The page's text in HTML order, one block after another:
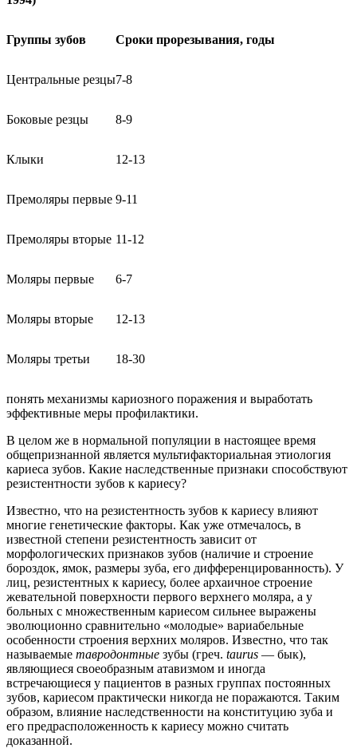
Группы зубов Сроки прорезывания, годы
Центральные резцы7-8
Боковые резцы 8-9
Клыки 12-13
Премоляры первые 9-11
Премоляры вторые 11-12
Моляры первые 6-7
Моляры вторые 12-13
Моляры третьи 18-30
понять механизмы кариозного поражения и выработать
эффективные меры профилактики.
В целом же в нормальной популяции в настоящее время
общепризнанной является мультифакториальная этиология
кариеса зубов. Какие наследственные признаки способствуют
резистентности зубов к кариесу?
Известно, что на резистентность зубов к кариесу влияют
многие генетические факторы. Как уже отмечалось, в
известной степени резистентность зависит от
морфологических признаков зубов (наличие и строение
бороздок, ямок, размеры зуба, его дифференцированность). У
лиц, резистентных к кариесу, более архаичное строение
жевательной поверхности первого верхнего моляра, а у
больных с множественным кариесом сильнее выражены
эволюционно сравнительно «молодые» вариабельные
особенности строения верхних моляров. Известно, что так
называемые тавродонтные зубы (греч. taurus — бык),
являющиеся своеобразным атавизмом и иногда
встречающиеся у пациентов в разных группах постоянных
зубов, кариесом практически никогда не поражаются. Таким
образом, влияние наследственности на конституцию зуба и
его предрасположенность к кариесу можно считать
доказанной.